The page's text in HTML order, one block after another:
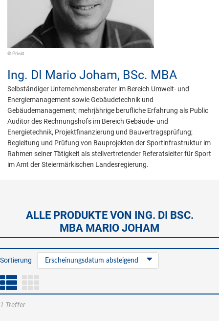
© Privat
Ing. DI Mario Joham, BSc. MBA
Selbständiger Unternehmensberater im Bereich Umwelt- und
Energiemanagement sowie Gebäudetechnik und
Gebäudemanagement; mehrjährige berufliche Erfahrung als Public
Auditor des Rechnungshofs im Bereich Gebäude- und
Energietechnik, Projektfinanzierung und Bauvertragsprüfung;
Begleitung und Prüfung von Bauprojekten der Sportinfrastruktur im
Rahmen seiner Tätigkeit als stellvertretender Referatsleiter für Sport
im Amt der Steiermärkischen Landesregierung.
ALLE PRODUKTE VON ING. DI BSC.
MBA MARIO JOHAM
Sortierung Erscheinungsdatum absteigend
1 Treffer